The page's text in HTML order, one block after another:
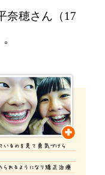
奈穂さん （17
。